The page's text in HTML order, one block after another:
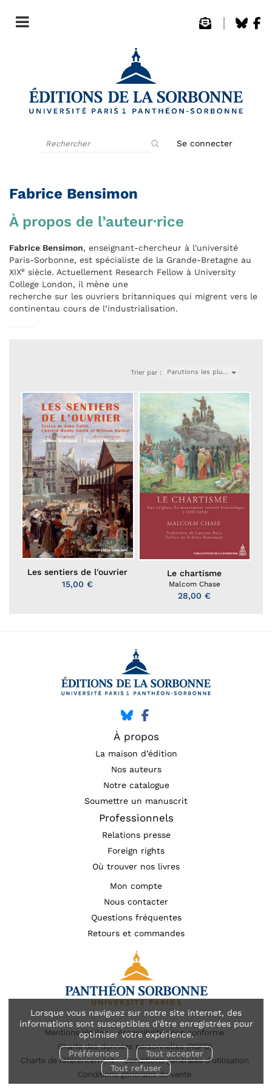
Lorsque vous naviguez sur notre site internet, des
informations sont susceptibles d'être enregistrées pour
optimiser votre expérience.
Préférences
Tout accepter
Tout refuser
Se connecter
Fabrice Bensimon
À propos de l’auteur·rice
Fabrice Bensimon, enseignant-chercheur à l'université
Paris-Sorbonne, est spécialiste de la Grande-Bretagne au
XIXe siècle. Actuellement Research Fellow à University
College London, il mène une
recherche sur les ouvriers britanniques qui migrent vers le
continentau cours de l’industrialisation.
Trier par : Parutions les plu…
Les sentiers de l'ouvrier
15,00 €
Le chartisme
Malcom Chase
28,00 €
À propos
La maison d’édition
Nos auteurs
Notre catalogue
Soumettre un manuscrit
Professionnels
Relations presse
Foreign rights
Où trouver nos livres
Mon compte
Nous contacter
Questions fréquentes
Retours et commandes
Mentions légales
Accessibilité : non conforme
Charte des données personnelles (RGPD)
Charte de référencement
Conditions générales d’utilisation
Conditions générales de vente